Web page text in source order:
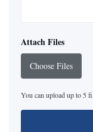
Attach Files
Choose Files
You can upload up to 5